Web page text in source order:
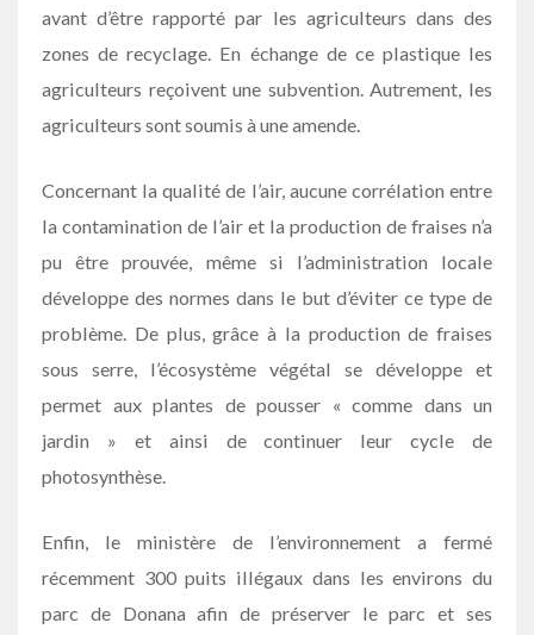
avant d’être rapporté par les agriculteurs dans des
zones de recyclage. En échange de ce plastique les
agriculteurs reçoivent une subvention. Autrement, les
agriculteurs sont soumis à une amende.
Concernant la qualité de l’air, aucune corrélation entre
la contamination de l’air et la production de fraises n’a
pu être prouvée, même si l’administration locale
développe des normes dans le but d’éviter ce type de
problème. De plus, grâce à la production de fraises
sous serre, l’écosystème végétal se développe et
permet aux plantes de pousser « comme dans un
jardin » et ainsi de continuer leur cycle de
photosynthèse.
Enfin, le ministère de l’environnement a fermé
récemment 300 puits illégaux dans les environs du
parc de Donana afin de préserver le parc et ses